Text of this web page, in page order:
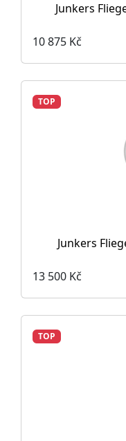
Junkers
10 875 Kč
TOP
Junkers
13 500 Kč
TOP